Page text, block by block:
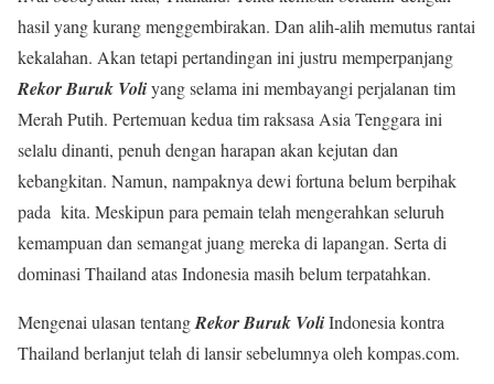
hasil yang kurang menggembirakan. Dan alih-alih memutus rantai
kekalahan. Akan tetapi pertandingan ini justru memperpanjang
Rekor Buruk Voliyang selama ini membayangi perjalanan tim
Merah Putih. Pertemuan kedua tim raksasa Asia Tenggara ini
selalu dinanti, penuh dengan harapan akan kejutan dan
kebangkitan. Namun, nampaknya dewi fortuna belum berpihak
pada kita. Meskipun para pemain telah mengerahkan seluruh
kemampuan dan semangat juang mereka di lapangan. Serta di
dominasi Thailand atas Indonesia masih belum terpatahkan.
Mengenai ulasan tentangRekor Buruk VoliIndonesia kontra
Thailand berlanjut telah di lansir sebelumnya oleh kompas.com.